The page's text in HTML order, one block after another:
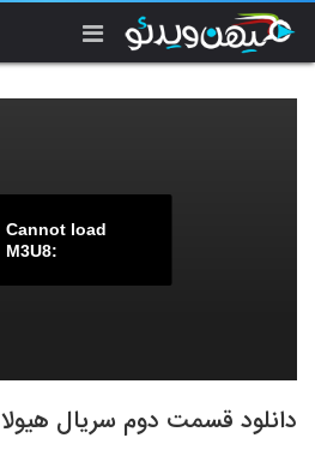
Cannot load
M3U8:
دانلود قسمت دوم سریال هیولا